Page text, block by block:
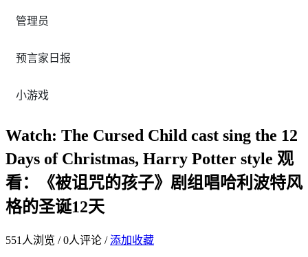
管理员
预言家日报
小游戏
Watch: The Cursed Child cast sing the 12
Days of Christmas, Harry Potter style 观
看：《被诅咒的孩子》剧组唱哈利波特风
格的圣诞12天
551 人浏览 /0人评论 /添加收藏